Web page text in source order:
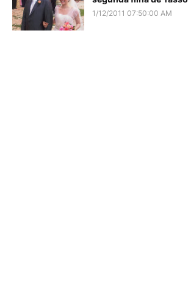
1/12/2011 07:50:00 AM